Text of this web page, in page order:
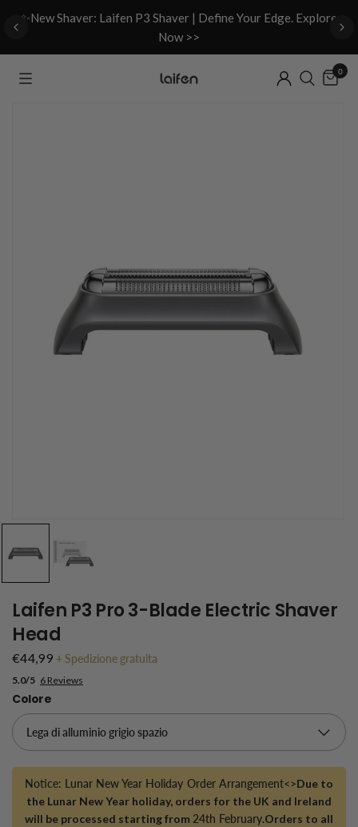
✨New Shaver: Laifen P3 Shaver | Define Your Edge. Explore
Now >>
0
Laifen P3 Pro 3-Blade Electric Shaver
Head
€44,99 +Spedizione gratuita
6 Reviews
5.0/5
Colore
Notice: Lunar New Year Holiday Order Arrangement<>Due to
the Lunar New Year holiday, orders for the UK and Ireland
will be processed starting from 24th February.Orders to all